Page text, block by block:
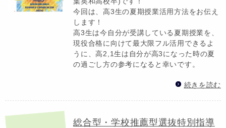
今回は、高3生の夏期授業活用方法をお伝え
します！
高3生は今自分が受講している夏期授業を、
現役合格に向けて最大限フル活用できるよ
うに、高2,1生は自分が高3になった時の夏
の過ごし方の参考になると幸いです。
続きを読む
総合型・学校推薦型選抜特別指導